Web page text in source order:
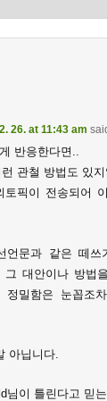
26. at 11:43 am
반응한다면..
관철 방법도 있
토픽이 전송되어
언문과 같은 떼쓰
그 대안이나 방법
정밀함은 눈꼽조
아닙니다.
님이 틀린다고 믿는